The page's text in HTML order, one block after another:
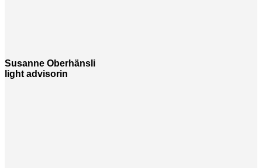
Susanne Oberhänsli
light advisorin